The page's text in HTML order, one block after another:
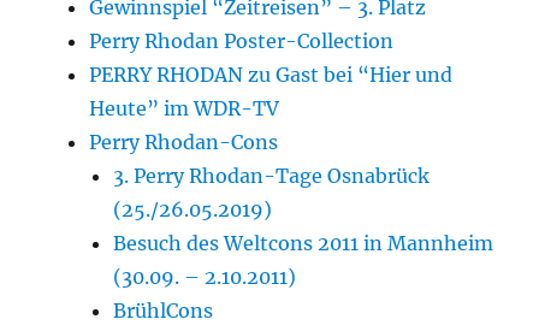
Gewinnspiel “Zeitreisen” – 3. Platz
Perry Rhodan Poster-Collection
PERRY RHODAN zu Gast bei “Hier und
Heute” im WDR-TV
Perry Rhodan-Cons
3. Perry Rhodan-Tage Osnabrück
(25./26.05.2019)
Besuch des Weltcons 2011 in Mannheim
(30.09. – 2.10.2011)
BrühlCons